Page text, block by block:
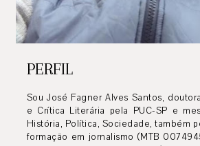
PERFIL
Sou José Fagner Alves Santos,
e Crítica Literária pela PUC-SP e
História, Política, Sociedade, também
formação em jornalismo (MTB